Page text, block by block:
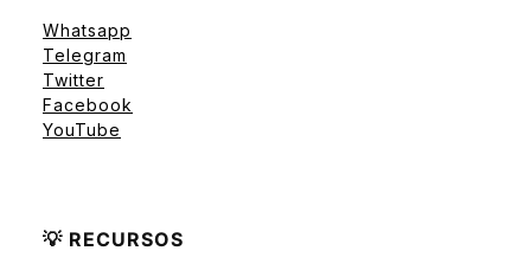
Whatsapp
Telegram
Twitter
Facebook
YouTube
💡 RECURSOS